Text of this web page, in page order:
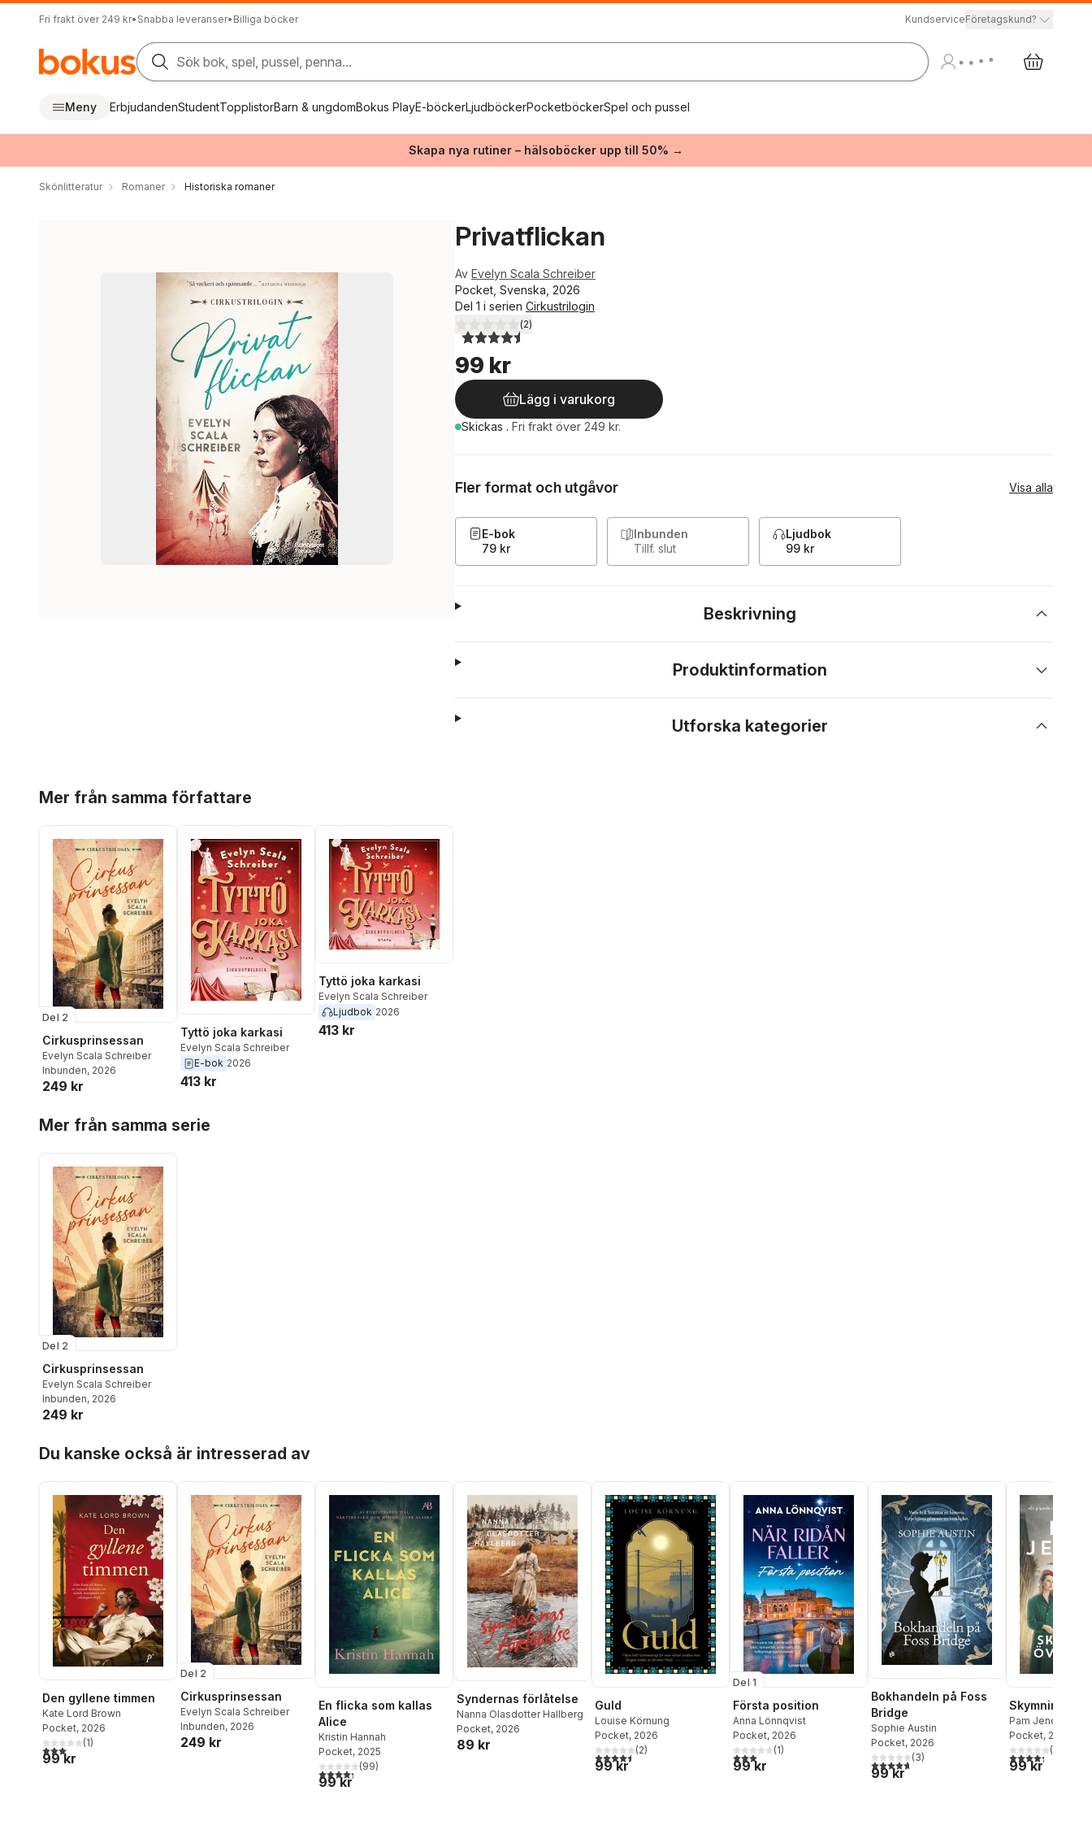
Fri frakt över 249 kr• Snabba leveranser• Billiga böcker KundserviceFöretagskund?
Sök bok, spel, pussel, penna...
Meny ErbjudandenStudentTopplistorBarn & ungdomBokus PlayE-böckerLjudböckerPocketböckerSpel och pussel
Skapa nya rutiner – hälsoböcker upp till 50% →
Skönlitteratur Romaner Historiska romaner
Privatflickan
Av Evelyn Scala Schreiber
Pocket, Svenska, 2026
Del 1 i serien Cirkustrilogin
4,5utav 5 stjärnor. Totalt antal röster:
(2)
99 kr
Lägg i varukorg
Skickas . Fri frakt över 249 kr.
Fler format och utgåvor Visa alla
E-bok
79 kr
Inbunden
Tillf. slut
Ljudbok
99 kr
Beskrivning
Produktinformation
Utforska kategorier
Mer från samma författare
Del 2
Cirkusprinsessan
Evelyn Scala Schreiber
Inbunden, 2026
249 kr
Tyttö joka karkasi
Evelyn Scala Schreiber
E-bok 2026
413 kr
Tyttö joka karkasi
Evelyn Scala Schreiber
Ljudbok 2026
413 kr
Mer från samma serie
Del 2
Cirkusprinsessan
Evelyn Scala Schreiber
Inbunden, 2026
249 kr
Du kanske också är intresserad av
Den gyllene timmen
Kate Lord Brown
Pocket, 2026
3,0utav 5 stjärnor. Totalt antal röster:
(1)
99 kr
Del 2
Cirkusprinsessan
Evelyn Scala Schreiber
Inbunden, 2026
249 kr
En flicka som kallas
Alice
Kristin Hannah
Pocket, 2025
4,3utav 5 stjärnor. Totalt antal röster:
(99)
99 kr
Syndernas förlåtelse
Nanna Olasdotter Hallberg
Pocket, 2026
89 kr
Guld
Louise Körnung
Pocket, 2026
4,5utav 5 stjärnor. Totalt antal röster:
(2)
99 kr
Del 1
Första position
Anna Lönnqvist
Pocket, 2026
3,0utav 5 stjärnor. Totalt antal röster:
(1)
99 kr
Bokhandeln på Foss
Bridge
Sophie Austin
Pocket, 2026
4,7utav 5 stjärnor. Totalt antal röster:
(3)
99 kr
Skymning
Pam Jenoff
Pocket, 2026
4,3utav 5(
99 kr